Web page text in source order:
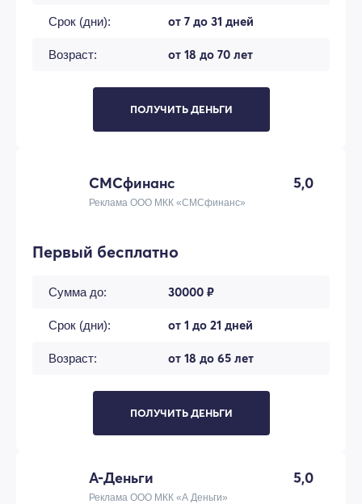
Срок (дни): от 7 до 31 дней
Возраст: от 18 до 70 лет
ПОЛУЧИТЬ ДЕНЬГИ
СМСфинанс 5,0
Реклама ООО МКК «СМСфинанс»
Первый бесплатно
Сумма до: 30000 ₽
Срок (дни): от 1 до 21 дней
Возраст: от 18 до 65 лет
ПОЛУЧИТЬ ДЕНЬГИ
А-Деньги 5,0
Реклама ООО МКК «А Деньги»